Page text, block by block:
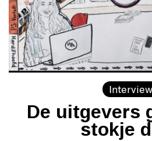
Interview
De uitgevers
stokje